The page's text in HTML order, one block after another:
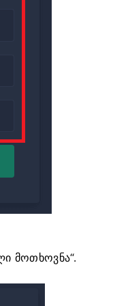
მოთხოვნა“.